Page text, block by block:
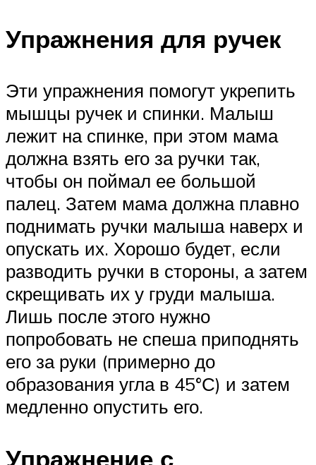
Упражнения для ручек
Эти упражнения помогут укрепить
мышцы ручек и спинки. Малыш
лежит на спинке, при этом мама
должна взять его за ручки так,
чтобы он поймал ее большой
палец. Затем мама должна плавно
поднимать ручки малыша наверх и
опускать их. Хорошо будет, если
разводить ручки в стороны, а затем
скрещивать их у груди малыша.
Лишь после этого нужно
попробовать не спеша приподнять
его за руки (примерно до
образования угла в 45°С) и затем
медленно опустить его.
Упражнение с